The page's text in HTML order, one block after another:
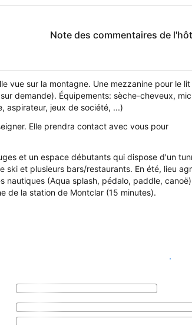
Note des commentaires de
vue sur la montagne. Une mezzanine pour le lit
demande). Équipements: sèche-cheveux,
aspirateur, jeux de société, ...)
Elle prendra contact avec vous pour
et un espace débutants qui dispose d'un
ski et plusieurs bars/restaurants. En été, lieu
nautiques (Aqua splash, pédalo, paddle,
de la station de Montclar (15 minutes).
Voir les